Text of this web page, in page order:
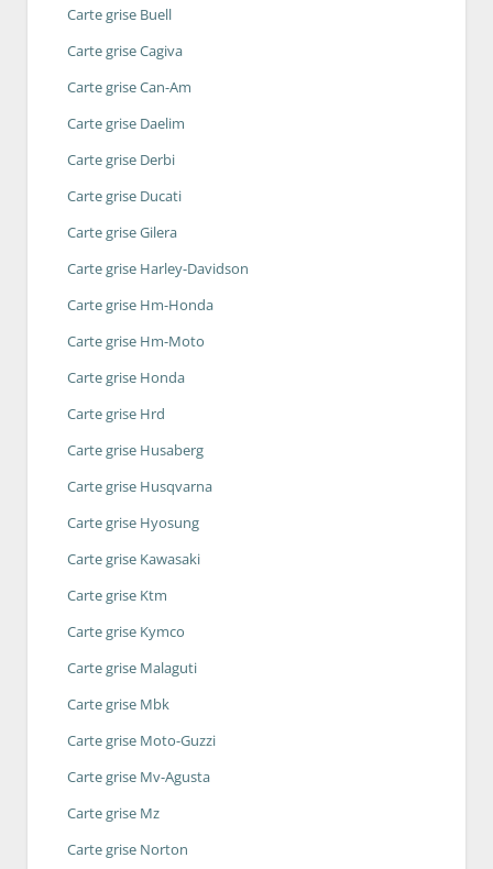
Carte grise Buell
Carte grise Cagiva
Carte grise Can-Am
Carte grise Daelim
Carte grise Derbi
Carte grise Ducati
Carte grise Gilera
Carte grise Harley-Davidson
Carte grise Hm-Honda
Carte grise Hm-Moto
Carte grise Honda
Carte grise Hrd
Carte grise Husaberg
Carte grise Husqvarna
Carte grise Hyosung
Carte grise Kawasaki
Carte grise Ktm
Carte grise Kymco
Carte grise Malaguti
Carte grise Mbk
Carte grise Moto-Guzzi
Carte grise Mv-Agusta
Carte grise Mz
Carte grise Norton